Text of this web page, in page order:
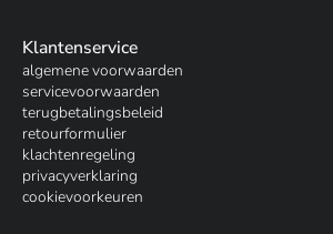
Klantenservice
algemene voorwaarden
servicevoorwaarden
terugbetalingsbeleid
retourformulier
klachtenregeling
privacyverklaring
cookievoorkeuren